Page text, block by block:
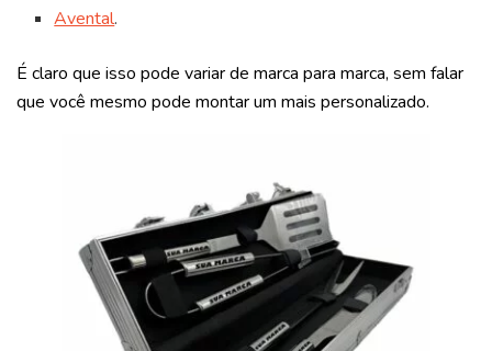
Avental.
É claro que isso pode variar de marca para marca, sem falar
que você mesmo pode montar um mais personalizado.